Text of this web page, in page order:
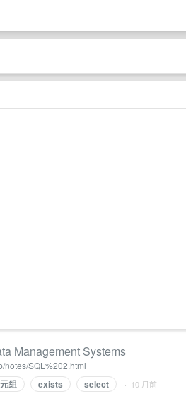
Management Systems
notes/SQL%202.html
元组 exists select · 10 月前